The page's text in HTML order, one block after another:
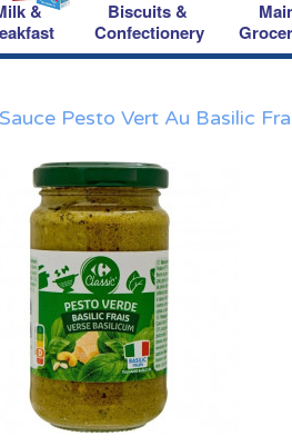
&
Biscuits &
Confectionery
Sauce Pesto Vert Au Basilic